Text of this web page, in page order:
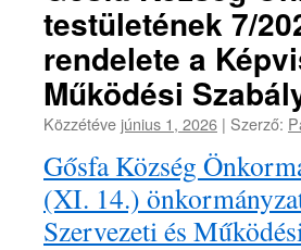
testületének 7/
rendelete a
Működési
Közzétéve június 1, 2026 | Szerző:
Gősfa Község
(XI. 14.)
Szervezeti és